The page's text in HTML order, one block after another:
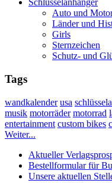
Schlüsselanhänger
Auto und
Länder und
Girls
Sternzeichen
Schutz- und
Tags
wandkalender usa
musik motorräder motorrad
entertainment custom bikes
Weiter...
Aktueller
Bestellformular für
Unsere aktuellen